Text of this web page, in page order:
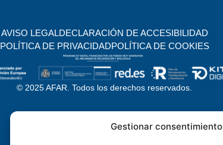
Gestionar consentimiento
AVISO LEGALDECLARACIÓN DE ACCESIBILIDAD
POLÍTICA DE PRIVACIDADPOLÍTICA DE COOKIES
© 2025 AFAR. Todos los derechos reservados.